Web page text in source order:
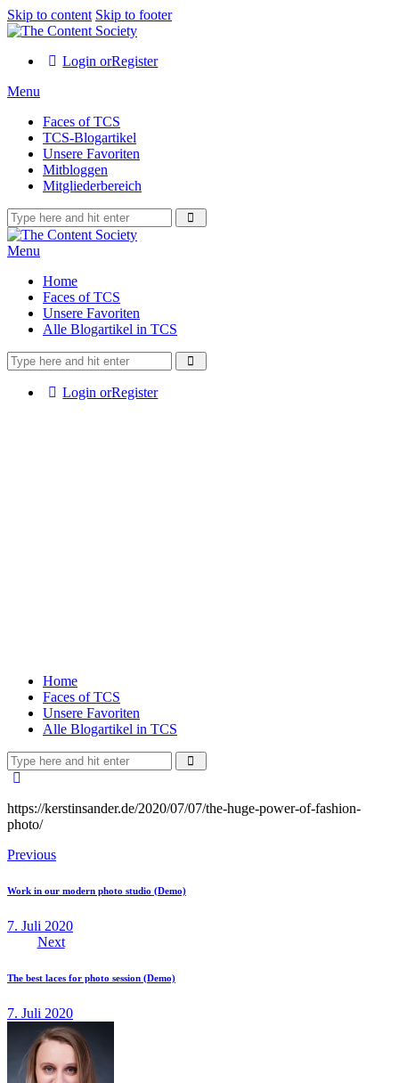
Skip to content Skip to footer
Login orRegister
Menu
Faces of TCS
TCS-Blogartikel
Unsere Favoriten
Mitbloggen
Mitgliederbereich
Menu
Home
Faces of TCS
Unsere Favoriten
Alle Blogartikel in TCS
Login orRegister
Home
Faces of TCS
Unsere Favoriten
Alle Blogartikel in TCS
https://kerstinsander.de/2020/07/07/the-huge-power-of-fashion-
photo/
Beitragsnavigation
Previous
Work in our modern photo studio (Demo)
7. Juli 2020
Next
The best laces for photo session (Demo)
7. Juli 2020